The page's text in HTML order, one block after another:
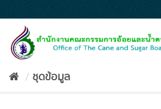
to
content
ชุดข้อมูล